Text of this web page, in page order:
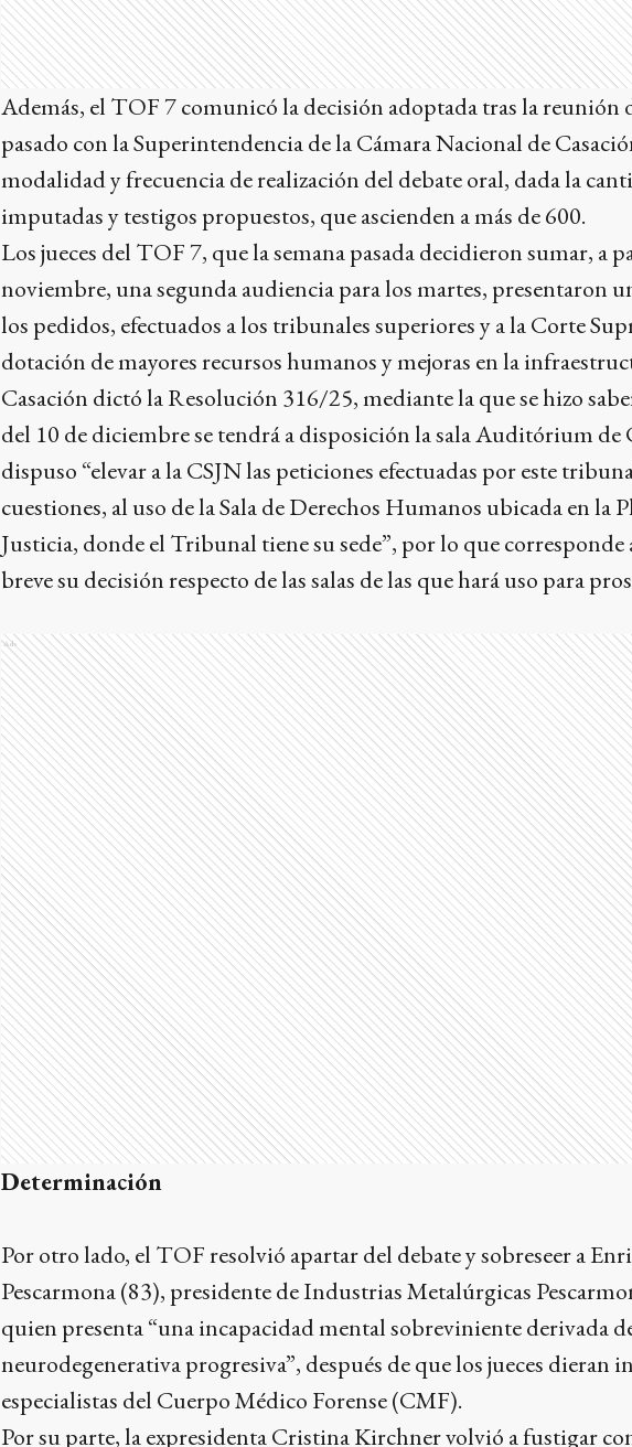
Además, el TOF 7 comunicó la decisión adoptada tras la reunión
pasado con la Superintendencia de la Cámara Nacional de
modalidad y frecuencia de realización del debate oral, dada la
imputadas y testigos propuestos, que ascienden a más de 600.
Los jueces del TOF 7, que la semana pasada decidieron sumar, a
noviembre, una segunda audiencia para los martes, presentaron
los pedidos, efectuados a los tribunales superiores y a la Corte
dotación de mayores recursos humanos y mejoras en la
Casación dictó la Resolución 316/25, mediante la que se hizo
del 10 de diciembre se tendrá a disposición la sala Auditórium de
dispuso “elevar a la CSJN las peticiones efectuadas por este
cuestiones, al uso de la Sala de Derechos Humanos ubicada en la
Justicia, donde el Tribunal tiene su sede”, por lo que
breve su decisión respecto de las salas de las que hará uso para
Ads
Determinación
Por otro lado, el TOF resolvió apartar del debate y sobreseer a
Pescarmona (83), presidente de Industrias Metalúrgicas
quien presenta “una incapacidad mental sobreviniente derivada
neurodegenerativa progresiva”, después de que los jueces dieran
especialistas del Cuerpo Médico Forense (CMF).
Por su parte, la expresidenta Cristina Kirchner volvió a fustigar